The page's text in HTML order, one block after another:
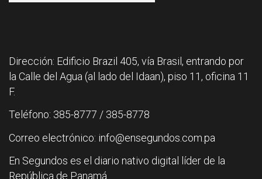
Dirección: Edificio Brazil 405, vía Brasil, entrando por
la Calle del Agua (al lado del Idaan), piso 11, oficina 11
F.
Teléfono: 385-8777 / 385-8778
Correo electrónico: info@ensegundos.com.pa
En Segundos es el diario nativo digital líder de la
República de Panamá.